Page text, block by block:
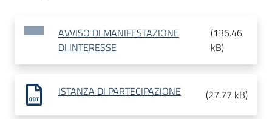
AVVISO DI MANIFESTAZIONE
DI INTERESSE
(136.46
kB)
ISTANZA DI PARTECIPAZIONE (27.77 kB)